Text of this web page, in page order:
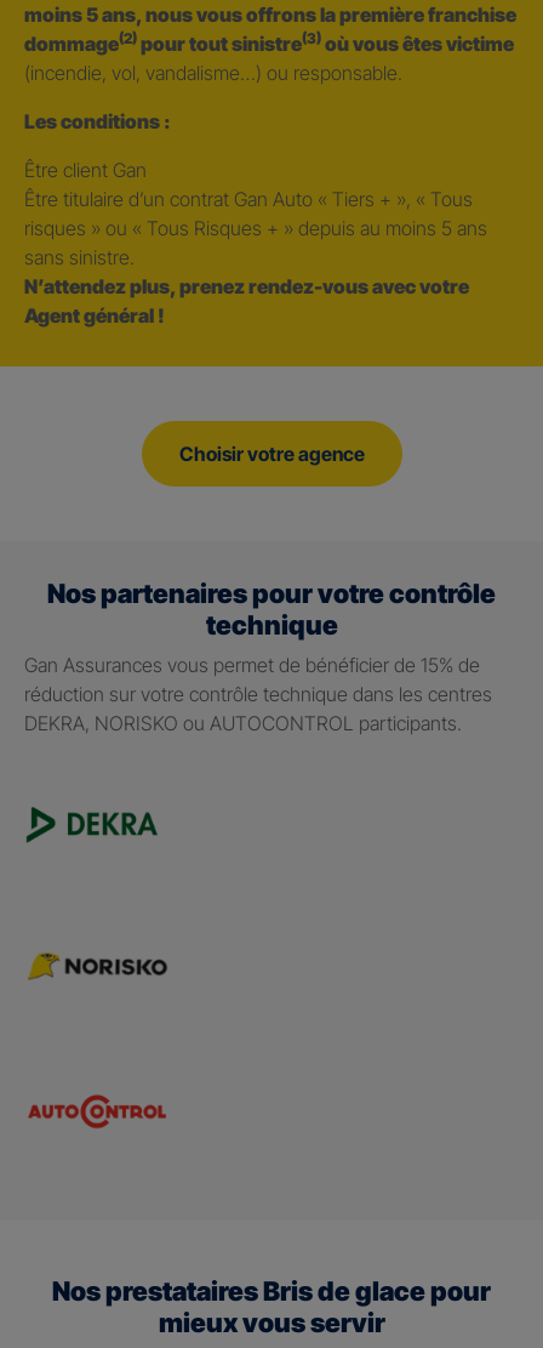
moins 5 ans, nous vous offrons la première franchise
dommage(2) pour tout sinistre(3) où vous êtes victime
(incendie, vol, vandalisme…) ou responsable.
Les conditions :
Être client Gan
Être titulaire d’un contrat Gan Auto « Tiers + », « Tous
risques » ou « Tous Risques + » depuis au moins 5 ans
sans sinistre.
N’attendez plus, prenez rendez-vous avec votre
Agent général !
Choisir votre agence
Nos partenaires pour votre contrôle
technique
Gan Assurances vous permet de bénéficier de 15% de
réduction sur votre contrôle technique dans les centres
DEKRA, NORISKO ou AUTOCONTROL participants.
Nos prestataires Bris de glace pour
mieux vous servir